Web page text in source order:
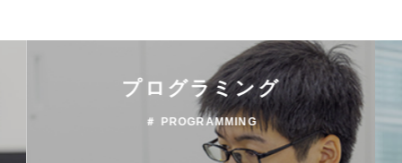
プログラミング
＃ PROGRAMMING